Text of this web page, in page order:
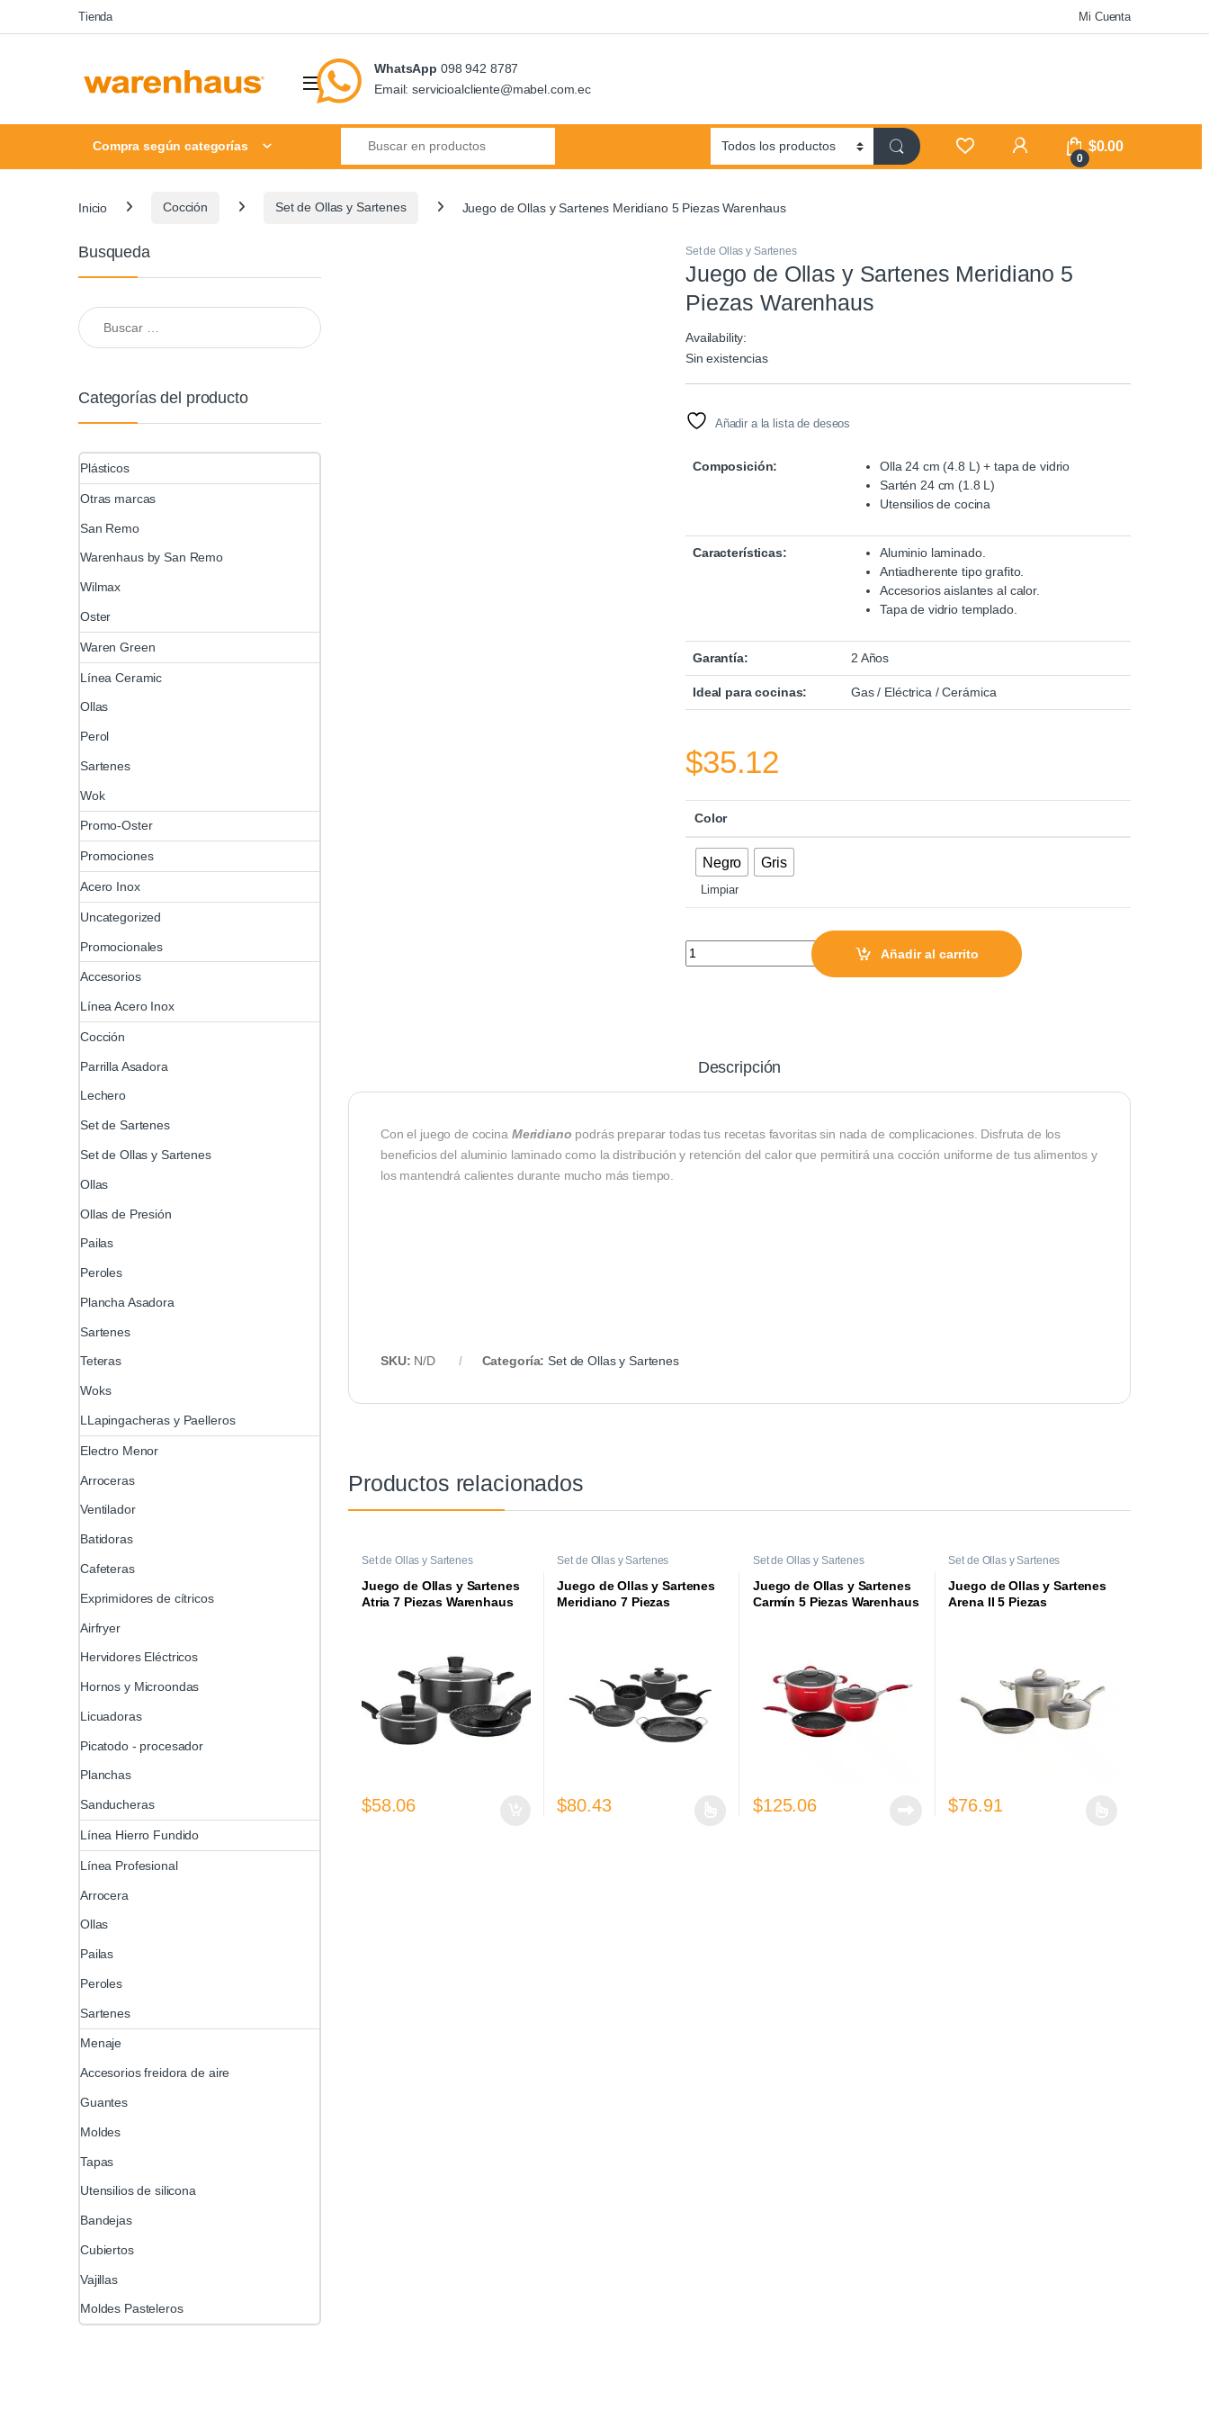
Skip to navigation
Skip to content
Tienda Mi Cuenta
WhatsApp 098 942 8787
Email: servicioalcliente@mabel.com.ec
Compra según categorías
0
$0.00
Inicio Cocción Set de Ollas y Sartenes Juego de Ollas y Sartenes Meridiano 5 Piezas Warenhaus
Set de Ollas y Sartenes
Juego de Ollas y Sartenes Meridiano 5
Piezas Warenhaus
Availability:
Sin existencias
Añadir a la lista de deseos
Composición:
Olla 24 cm (4.8 L) + tapa de vidrio
Sartén 24 cm (1.8 L)
Utensilios de cocina
Características:
Aluminio laminado.
Antiadherente tipo grafito.
Accesorios aislantes al calor.
Tapa de vidrio templado.
Garantía: 2 Años
Ideal para cocinas: Gas / Eléctrica / Cerámica
$35.12
Color
Negro Gris
Limpiar
Juego de Ollas y Sartenes Meridiano 5 Piezas Warenhaus quantity
Añadir al carrito
Descripción
Con el juego de cocina Meridiano podrás preparar todas tus recetas favoritas sin nada de complicaciones. Disfruta de los
beneficios del aluminio laminado como la distribución y retención del calor que permitirá una cocción uniforme de tus alimentos y
los mantendrá calientes durante mucho más tiempo.
SKU: N/D Categoría:Set de Ollas y Sartenes
Productos relacionados
Set de Ollas y Sartenes
Juego de Ollas y Sartenes
Atria 7 Piezas Warenhaus
$58.06
Set de Ollas y Sartenes
Juego de Ollas y Sartenes
Meridiano 7 Piezas
$80.43
Set de Ollas y Sartenes
Juego de Ollas y Sartenes
Carmín 5 Piezas Warenhaus
$125.06
Set de Ollas y Sartenes
Juego de Ollas y Sartenes
Arena II 5 Piezas
$76.91
Busqueda
Buscar:
Categorías del producto
Plásticos
Otras marcas
San Remo
Warenhaus by San Remo
Wilmax
Oster
Waren Green
Línea Ceramic
Ollas
Perol
Sartenes
Wok
Promo-Oster
Promociones
Acero Inox
Uncategorized
Promocionales
Accesorios
Línea Acero Inox
Cocción
Parrilla Asadora
Lechero
Set de Sartenes
Set de Ollas y Sartenes
Ollas
Ollas de Presión
Pailas
Peroles
Plancha Asadora
Sartenes
Teteras
Woks
LLapingacheras y Paelleros
Electro Menor
Arroceras
Ventilador
Batidoras
Cafeteras
Exprimidores de cítricos
Airfryer
Hervidores Eléctricos
Hornos y Microondas
Licuadoras
Picatodo - procesador
Planchas
Sanducheras
Línea Hierro Fundido
Línea Profesional
Arrocera
Ollas
Pailas
Peroles
Sartenes
Menaje
Accesorios freidora de aire
Guantes
Moldes
Tapas
Utensilios de silicona
Bandejas
Cubiertos
Vajillas
Moldes Pasteleros